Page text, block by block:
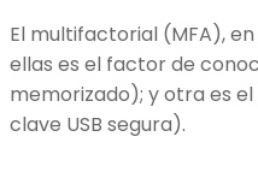
El multifactorial (MFA),
ellas es el factor de
memorizado); y otra es
clave USB segura).